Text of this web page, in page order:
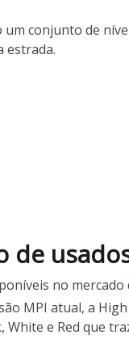
conjunto de
estrada.
de
no mercado
MPI atual, a
e Red que